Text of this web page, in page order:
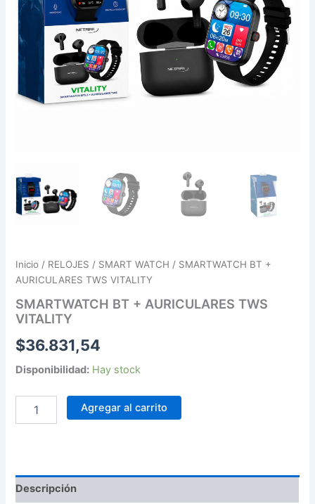
Inicio / RELOJES / SMART WATCH / SMARTWATCH BT +
AURICULARES TWS VITALITY
SMARTWATCH BT + AURICULARES TWS
VITALITY
$36.831,54
Disponibilidad: Hay stock
Agregar al carrito
Descripción